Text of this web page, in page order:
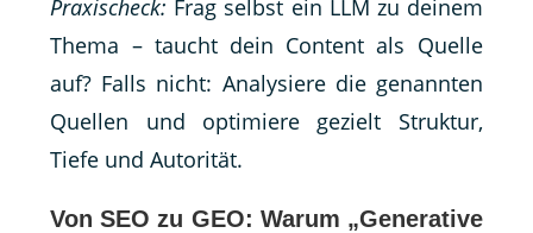
Praxischeck: Frag selbst ein LLM zu deinem
Thema – taucht dein Content als Quelle
auf? Falls nicht: Analysiere die genannten
Quellen und optimiere gezielt Struktur,
Tiefe und Autorität.
Von SEO zu GEO: Warum „Generative